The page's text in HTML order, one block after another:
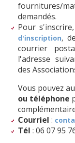
fournitures/
demandés.
Pour
d'inscription,
courrier
l'adresse
des
Vous pouvez
ou téléphone
Courriel :
Tél : 06 07 95